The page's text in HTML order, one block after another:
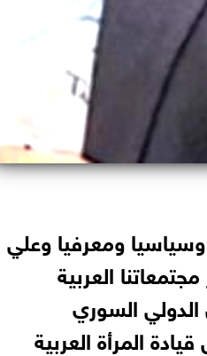
وسياسيا ومعرفيا وعلي
العربية
الدولي السوري
المرأة العربية